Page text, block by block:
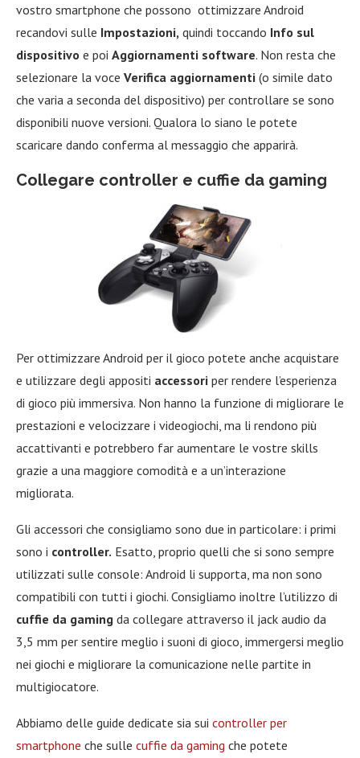
vostro smartphone che possono ottimizzare Android
recandovi sulle Impostazioni, quindi toccando Info sul
dispositivo e poi Aggiornamenti software. Non resta che
selezionare la voce Verifica aggiornamenti (o simile dato
che varia a seconda del dispositivo) per controllare se sono
disponibili nuove versioni. Qualora lo siano le potete
scaricare dando conferma al messaggio che apparirà.
Collegare controller e cuffie da gaming
Per ottimizzare Android per il gioco potete anche acquistare
e utilizzare degli appositi accessori per rendere l’esperienza
di gioco più immersiva. Non hanno la funzione di migliorare le
prestazioni e velocizzare i videogiochi, ma li rendono più
accattivanti e potrebbero far aumentare le vostre skills
grazie a una maggiore comodità e a un’interazione
migliorata.
Gli accessori che consigliamo sono due in particolare: i primi
sono i controller. Esatto, proprio quelli che si sono sempre
utilizzati sulle console: Android li supporta, ma non sono
compatibili con tutti i giochi. Consigliamo inoltre l’utilizzo di
cuffie da gaming da collegare attraverso il jack audio da
3,5 mm per sentire meglio i suoni di gioco, immergersi meglio
nei giochi e migliorare la comunicazione nelle partite in
multigiocatore.
Abbiamo delle guide dedicate sia sui controller per
smartphone che sulle cuffie da gaming che potete